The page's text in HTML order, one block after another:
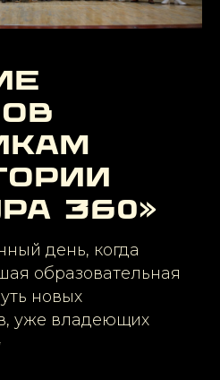
360»
день, когда
образовательная
новых
уже владеющих